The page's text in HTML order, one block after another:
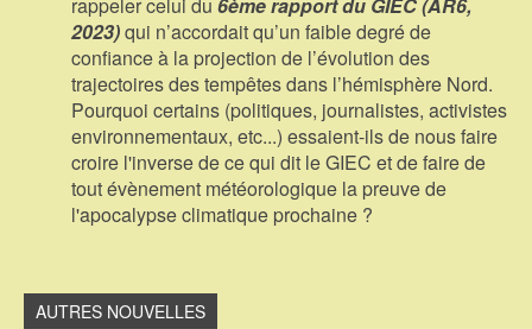
2023)qui n’accordait qu’un faible degré de
confiance à la projection de l’évolution des
trajectoires des tempêtes dans l’hémisphère Nord.
Pourquoi certains (politiques, journalistes, activistes
environnementaux, etc...) essaient-ils de nous faire
croire l'inverse de ce qui dit le GIEC et de faire de
tout évènement météorologique la preuve de
l'apocalypse climatique prochaine ?